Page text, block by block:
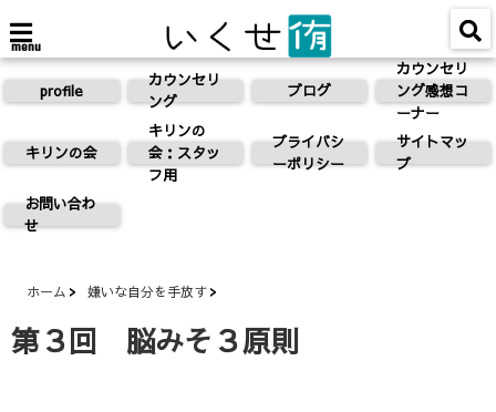
menu
profile
カウンセリ
ング
ブログ
カウンセリ
ング感想コ
ーナー
キリンの会
キリンの
会：スタッ
フ用
プライバシ
ーポリシー
サイトマッ
プ
お問い合わ
せ
ホーム 嫌いな自分を手放す
第３回 脳みそ３原則